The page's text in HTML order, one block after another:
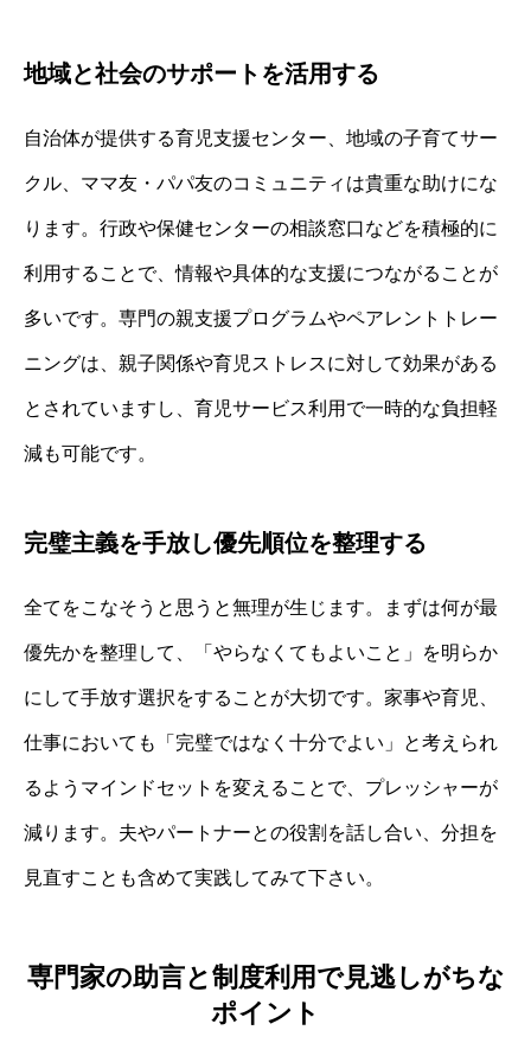
地域と社会のサポートを活用する
自治体が提供する育児支援センター、地域の子育てサー
クル、ママ友・パパ友のコミュニティは貴重な助けにな
ります。行政や保健センターの相談窓口などを積極的に
利用することで、情報や具体的な支援につながることが
多いです。専門の親支援プログラムやペアレントトレー
ニングは、親子関係や育児ストレスに対して効果がある
とされていますし、育児サービス利用で一時的な負担軽
減も可能です。
完璧主義を手放し優先順位を整理する
全てをこなそうと思うと無理が生じます。まずは何が最
優先かを整理して、「やらなくてもよいこと」を明らか
にして手放す選択をすることが大切です。家事や育児、
仕事においても「完璧ではなく十分でよい」と考えられ
るようマインドセットを変えることで、プレッシャーが
減ります。夫やパートナーとの役割を話し合い、分担を
見直すことも含めて実践してみて下さい。
専門家の助言と制度利用で見逃しがちな
ポイント